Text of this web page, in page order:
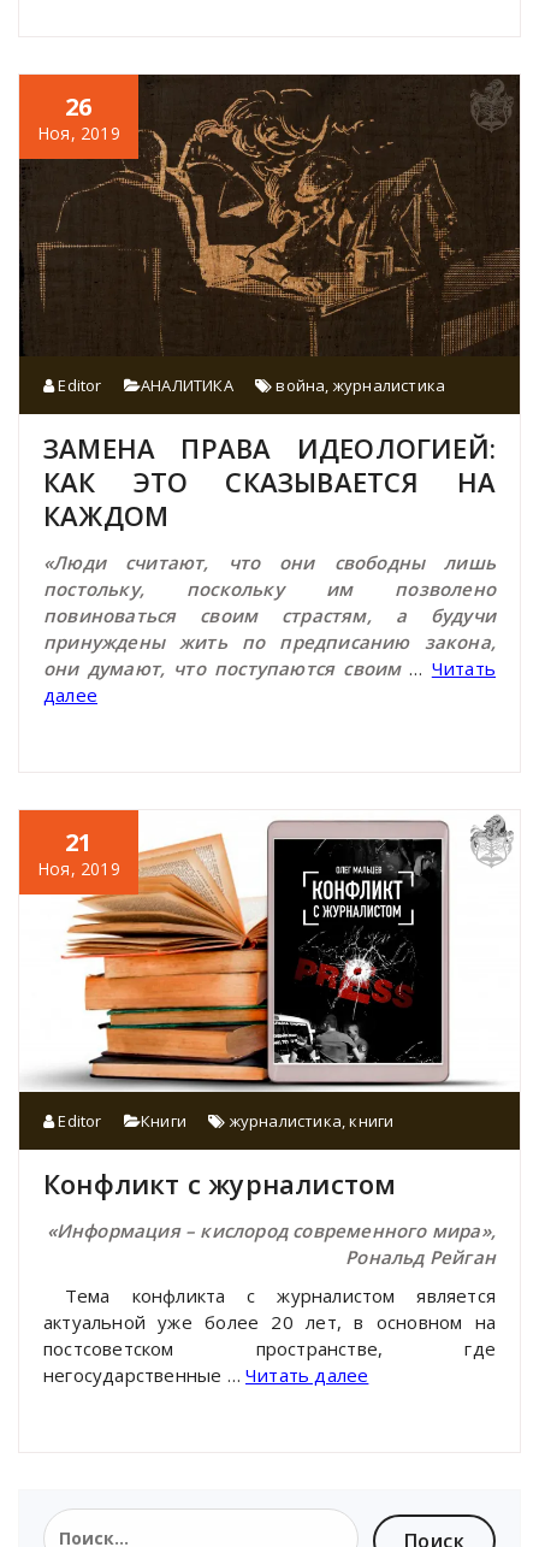
26
Ноя, 2019
Editor АНАЛИТИКА война журналистика
ЗАМЕНА ПРАВА ИДЕОЛОГИЕЙ:
КАК ЭТО СКАЗЫВАЕТСЯ НА
КАЖДОМ
«Люди считают, что они свободны лишь
постольку, поскольку им позволено
повиноваться своим страстям, а будучи
принуждены жить по предписанию закона,
они думают, что поступаются своим … Читать
далее
21
Ноя, 2019
Editor Книги журналистика ,книги
Конфликт с журналистом
«Информация – кислород современного мира»,
Рональд Рейган
Тема конфликта с журналистом является
актуальной уже более 20 лет, в основном на
постсоветском пространстве, где
негосударственные … Читать далее
Найти: